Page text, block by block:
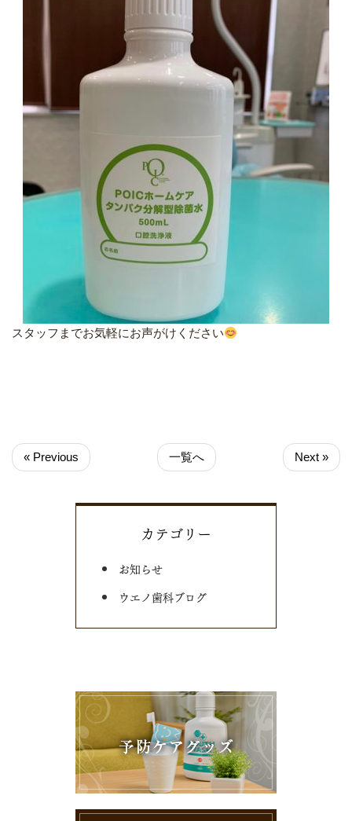
スタッフまでお気軽にお声がけください
« Previous 一覧へ Next »
カテゴリー
お知らせ
ウエノ歯科ブログ